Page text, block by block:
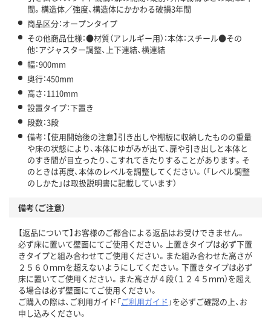
間。構造体／強度、構造体にかかわる破損3年間
商品区分：オープンタイプ
その他商品仕様：●材質（アレルギー用）：本体：スチール●その
他：アジャスター調整、上下連結、横連結
幅：900mm
奥行：450mm
高さ：1110mm
設置タイプ：下置き
段数：3段
備考：【使用開始後の注意】引き出しや棚板に収納したものの重量
や床の状態により、本体にゆがみが出て、扉や引き出しと本体と
のすき間が目立ったり、こすれてきたりすることがあります。そ
のときは再度、本体のレベルを調整してください。（「レベル調整
のしかた」は取扱説明書に記載しています）
備考（ご注意）
【返品について】お客様のご都合による返品はお受けできません。
必ず床に置いて壁面にてご使用ください。上置きタイプは必ず下置
きタイプと組み合わせてご使用ください。また組み合わせた高さが
２５６０ｍｍを超えないようにしてください。下置きタイプは必ず
床に置いてご使用ください。また高さが４段（１２４５ｍｍ）を超え
る場合は必ず壁面にてご使用ください。
ご購入の際は、ご利用ガイド「ご利用ガイド 」を必ずご確認の上、お
申し込みください。